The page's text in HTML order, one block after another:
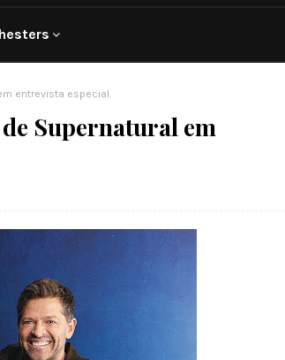
entrevista especial.
Supernatural em